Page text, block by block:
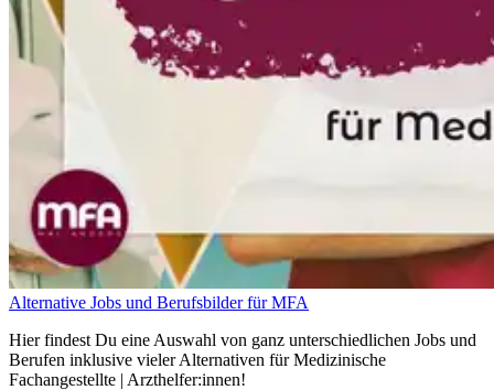
Alternative Jobs und Berufsbilder für MFA
Hier findest Du eine Auswahl von ganz unterschiedlichen Jobs und
Berufen inklusive vieler Alternativen für Medizinische
Fachangestellte | Arzthelfer:innen!